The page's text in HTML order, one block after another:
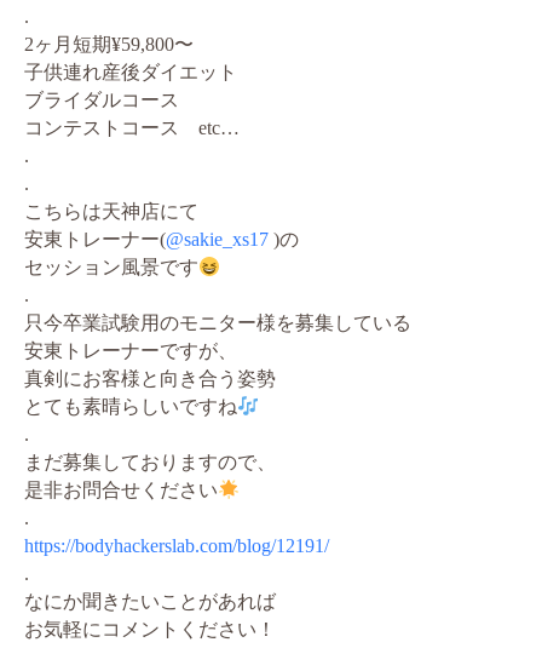
.
2ヶ月短期¥59,800〜
子供連れ産後ダイエット
ブライダルコース
コンテストコース etc…
.
.
こちらは天神店にて
安東トレーナー(@sakie_xs17 )の
セッション風景です
.
只今卒業試験用のモニター様を募集している
安東トレーナーですが、
真剣にお客様と向き合う姿勢
とても素晴らしいですね
.
まだ募集しておりますので、
是非お問合せください
.
https://bodyhackerslab.com/blog/12191/
.
なにか聞きたいことがあれば
お気軽にコメントください！